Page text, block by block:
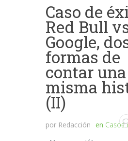
Caso de
Red Bull
Google,
formas de
contar una
misma
(II)
por Redacción en Casos